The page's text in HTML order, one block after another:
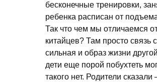
бесконечные тренировки,
ребенка расписан от
Так что чем мы отличаемся
китайцев? Там просто связь
сильная и образ жизни
дети еще порой побухтеть
такого нет. Родители